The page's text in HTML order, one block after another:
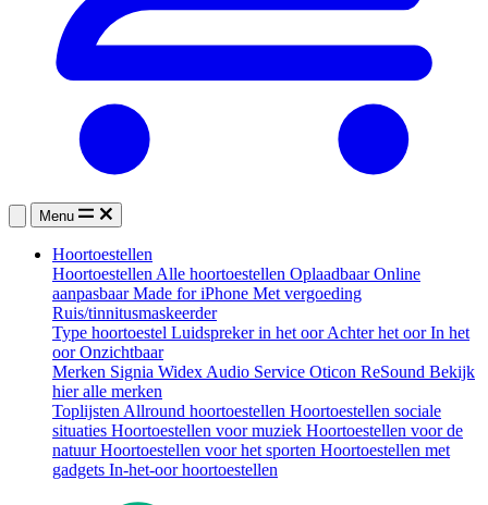
Menu
Hoortoestellen
HoortoestellenAlle hoortoestellen OplaadbaarOnline
aanpasbaarMade for iPhone Met vergoeding
Ruis/tinnitusmaskeerder
Type hoortoestel Luidspreker in het oorAchter het oorIn het
oorOnzichtbaar
Merken Signia WidexAudio Service Oticon ReSound Bekijk
hier alle merken
ToplijstenAllround hoortoestellen Hoortoestellen sociale
situaties Hoortoestellen voor muziek Hoortoestellen voor de
natuurHoortoestellen voor het sporten Hoortoestellen met
gadgets In-het-oor hoortoestellen